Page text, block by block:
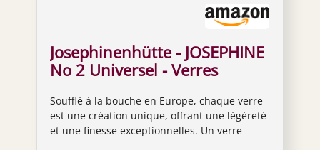
Josephinenhütte - JOSEPHINE
No 2 Universel - Verres
Coffret de 6 verres
Soufflé à la bouche en Europe, chaque verre
est une création unique, offrant une légèreté
et une finesse exceptionnelles. Un verre